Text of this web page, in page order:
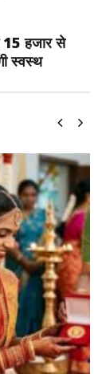
15 हजार से
स्वस्थ